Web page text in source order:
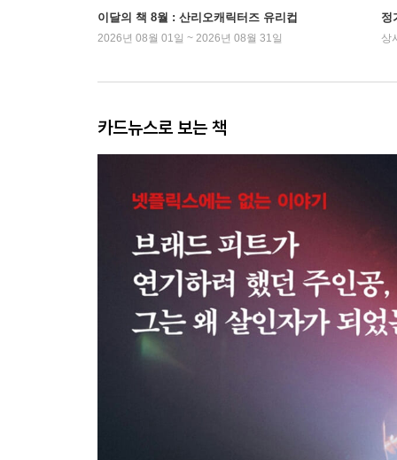
이달의 책 8월 : 산리오캐릭터즈 유리컵
2026년 08월 01일 ~ 2026년 08월 31일
정
상
카드뉴스로 보는 책